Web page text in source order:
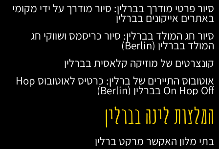
סיור פרטי מודרך בברלין: סיור מודרך על ידי מקומי
באתרים אייקונים בברלין
סיור חג המולד בברלין: סיור כריסמס ושווקי חג
המולד בברלין (Berlin)
קונצרטים של מוזיקה קלאסית בברלין
אוטובוס התיירים של ברלין: כרטיס לאוטובוס Hop
On Hop Off בברלין (Berlin)
המלצות לינה בברלין
בתי מלון האקשר מרקט ברלין